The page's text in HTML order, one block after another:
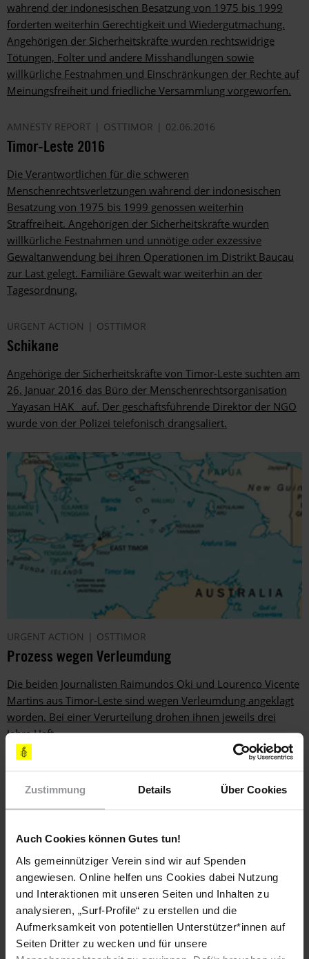
Zustimmung Details Über Cookies
Auch Cookies können Gutes tun!
Als gemeinnütziger Verein sind wir auf Spenden
angewiesen. Online helfen uns Cookies dabei Nutzung
und Interaktionen mit unseren Seiten und Inhalten zu
analysieren, „Surf-Profile“ zu erstellen und die
Aufmerksamkeit von potentiellen Unterstützer*innen auf
Seiten Dritter zu wecken und für unsere
während der indonesischen Besatzung von 1975 bis 1999
forderten weiterhin Gerechtigkeit und Wiedergutmachung.
Angehörigen der Sicherheitskräfte wurden rechtswidrige
Tötungen, Folter und andere Misshandlungen sowie
willkürliche Festnahmen und Einschränkungen der Rechte auf
Meinungsfreiheit und friedliche Versammlung vorgeworfen.
AMNESTY REPORT OSTTIMOR 02.06.2016
Timor-Leste 2016
Die Verantwortlichen für die schweren
Menschenrechtsverletzungen während der indonesischen
Besatzung von 1975 bis 1999 genossen weiterhin
Straffreiheit. Angehörigen der Sicherheitskräfte wurden
willkürliche Festnahmen und unnötige oder exzessive
Gewaltanwendung bei ihren Operationen im Distrikt Baucau
zur Last gelegt. Familiäre Gewalt war weiterhin an der
Tagesordnung.
URGENT ACTION OSTTIMOR
Schikane
Angehörige der Sicherheitskräfte von Timor-Leste suchten am
26. Januar 2016 das Büro der Menschenrechtsorganisation
_Yayasan HAK_ auf. Der geschäftsführende Direktor der NGO
wurde von der Polizei telefonisch drangsaliert.
URGENT ACTION OSTTIMOR
Prozess wegen Verleumdung
Die beiden Journalisten Raimundos Oki und Lourenco Vicente
Martins aus Timor-Leste sind wegen Verleumdung angeklagt
worden. Bei einer Verurteilung drohen ihnen jeweils drei
Jahre Haft.
URGENT ACTION OSTTIMOR